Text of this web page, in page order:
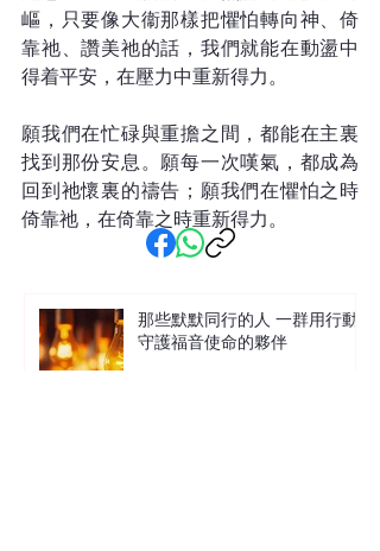
嶇，只要像大衞那樣把懼怕轉向神、倚
靠祂、讚美祂的話，我們就能在動盪中
得着平安，在壓力中重新得力。
願我們在忙碌與重擔之間，都能在主裏
找到那份安息。願每一次嘆氣，都成為
回到祂懷裏的禱告；願我們在懼怕之時
倚靠祂，在倚靠之時重新得力。
那些默默同行的人 一群用行動
守護福音使命的夥伴